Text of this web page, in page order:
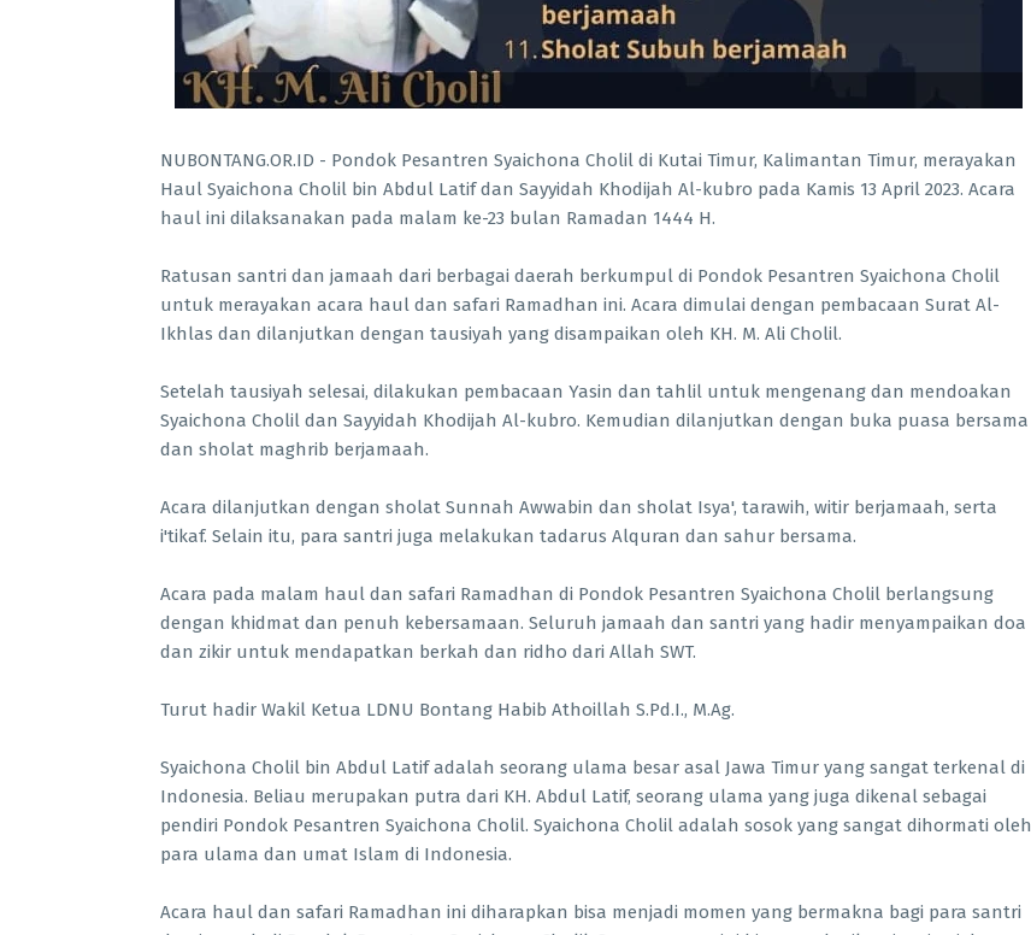
NUBONTANG.OR.ID - Pondok Pesantren Syaichona Cholil di Kutai Timur, Kalimantan Timur, merayakan
Haul Syaichona Cholil bin Abdul Latif dan Sayyidah Khodijah Al-kubro pada Kamis 13 April 2023. Acara
haul ini dilaksanakan pada malam ke-23 bulan Ramadan 1444 H.
Ratusan santri dan jamaah dari berbagai daerah berkumpul di Pondok Pesantren Syaichona Cholil
untuk merayakan acara haul dan safari Ramadhan ini. Acara dimulai dengan pembacaan Surat Al-
Ikhlas dan dilanjutkan dengan tausiyah yang disampaikan oleh KH. M. Ali Cholil.
Setelah tausiyah selesai, dilakukan pembacaan Yasin dan tahlil untuk mengenang dan mendoakan
Syaichona Cholil dan Sayyidah Khodijah Al-kubro. Kemudian dilanjutkan dengan buka puasa bersama
dan sholat maghrib berjamaah.
Acara dilanjutkan dengan sholat Sunnah Awwabin dan sholat Isya', tarawih, witir berjamaah, serta
i'tikaf. Selain itu, para santri juga melakukan tadarus Alquran dan sahur bersama.
Acara pada malam haul dan safari Ramadhan di Pondok Pesantren Syaichona Cholil berlangsung
dengan khidmat dan penuh kebersamaan. Seluruh jamaah dan santri yang hadir menyampaikan doa
dan zikir untuk mendapatkan berkah dan ridho dari Allah SWT.
Turut hadir Wakil Ketua LDNU Bontang Habib Athoillah S.Pd.I., M.Ag.
Syaichona Cholil bin Abdul Latif adalah seorang ulama besar asal Jawa Timur yang sangat terkenal di
Indonesia. Beliau merupakan putra dari KH. Abdul Latif, seorang ulama yang juga dikenal sebagai
pendiri Pondok Pesantren Syaichona Cholil. Syaichona Cholil adalah sosok yang sangat dihormati oleh
para ulama dan umat Islam di Indonesia.
Acara haul dan safari Ramadhan ini diharapkan bisa menjadi momen yang bermakna bagi para santri